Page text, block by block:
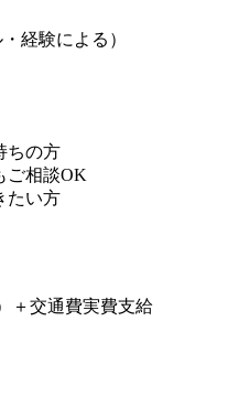
経験による）
ちの方
ご相談OK
たい方
＋交通費実費支給